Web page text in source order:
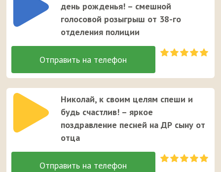
день рожденья! – смешной
голосовой розыгрыш от 38-го
отделения полиции
Николай, к своим целям спеши и
будь счастлив! – яркое
поздравление песней на ДР сыну от
отца